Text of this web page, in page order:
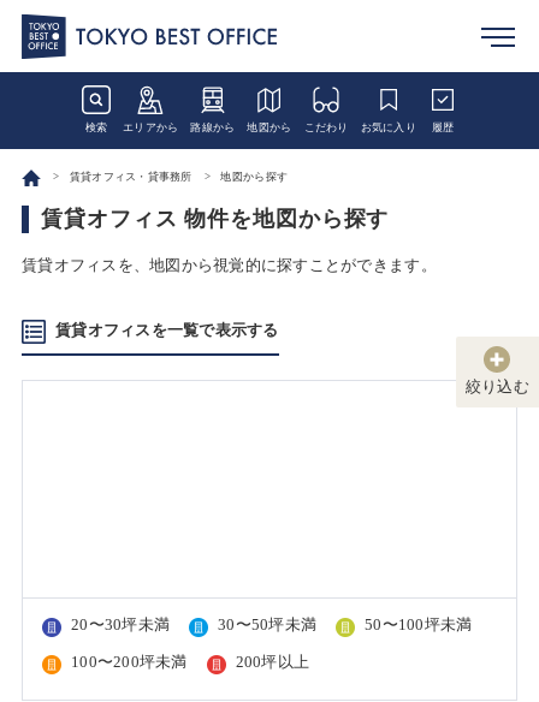
検索 エリアから 路線から 地図から こだわり お気に入り 履歴
賃貸オフィス・貸事務所 地図から探す
賃貸オフィス 物件を地図から探す
賃貸オフィスを、地図から視覚的に探すことができます。
賃貸オフィスを一覧で表示する
絞り込む
20〜30坪未満 30〜50坪未満 50〜100坪未満
100〜200坪未満 200坪以上